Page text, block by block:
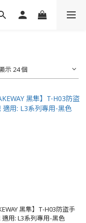
示 24 個
黑隼】T-H03防盜手
把 適用: L3系列專用-黑色